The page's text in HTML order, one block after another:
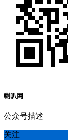
喇叭网
公众号描述
关注